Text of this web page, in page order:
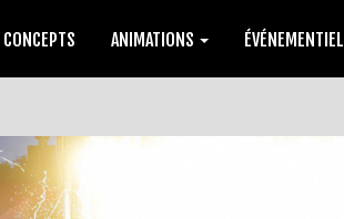
CONCEPTS ANIMATIONS ÉVÉNEMENTIEL